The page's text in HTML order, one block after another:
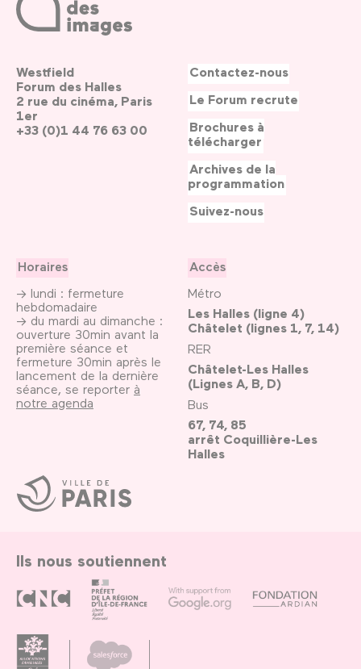
Ville
de
Paris
Westfield
Forum des Halles
2 rue du cinéma, Paris
1er
+33 (0)1 44 76 63 00
Horaires
→ lundi : fermeture
hebdomadaire
→ du mardi au dimanche :
ouverture 30min avant la
première séance et
fermeture 30min après le
lancement de la dernière
séance, se reporter à
notre agenda
Accès
Métro
Les Halles (ligne 4)
Châtelet (lignes 1, 7, 14)
RER
Châtelet-Les Halles
(Lignes A, B, D)
Bus
67, 74, 85
arrêt Coquillière-Les
Halles
Contactez-nous
Le Forum recrute
Brochures à
télécharger
Archives de la
programmation
Suivez-nous
Ils nous soutiennent